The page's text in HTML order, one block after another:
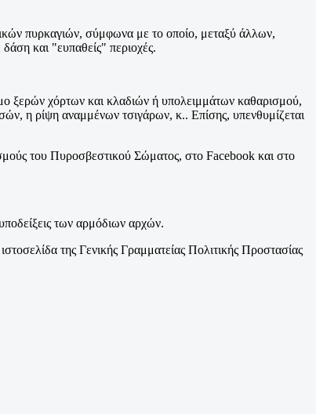
πυρκαγιών, σύμφωνα με το οποίο, μεταξύ άλλων,
και "ευπαθείς" περιοχές.
ξερών χόρτων και κλαδιών ή υπολειμμάτων καθαρισμού,
η ρίψη αναμμένων τσιγάρων, κ.. Επίσης, υπενθυμίζεται
του Πυροσβεστικού Σώματος, στο Facebook και στο
των αρμόδιων αρχών.
της Γενικής Γραμματείας Πολιτικής Προστασίας